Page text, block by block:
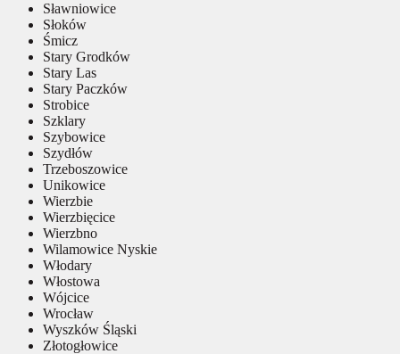
Sławniowice
Słoków
Śmicz
Stary Grodków
Stary Las
Stary Paczków
Strobice
Szklary
Szybowice
Szydłów
Trzeboszowice
Unikowice
Wierzbie
Wierzbięcice
Wierzbno
Wilamowice Nyskie
Włodary
Włostowa
Wójcice
Wrocław
Wyszków Śląski
Złotogłowice